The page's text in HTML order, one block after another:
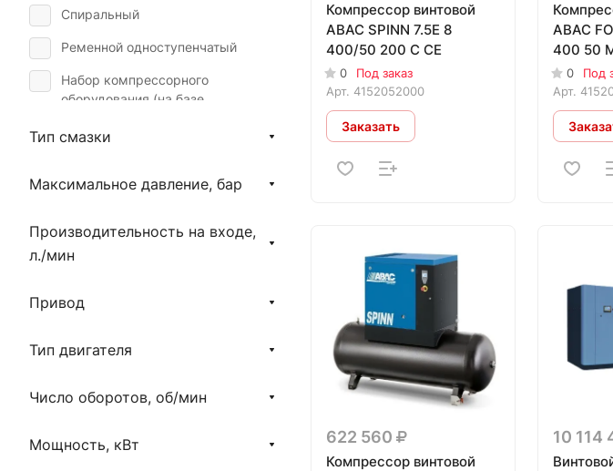
Компрессор винтовой
ABAC SPINN 7.5E 8
400/50 200 C CE
0
Под заказ
Арт. 4152052000
Заказать
ABAC
400 50
0
Под
Арт.
622 560
Компрессор винтовой
10 114
Спиральный
Ременной одноступенчатый
Набор компрессорного
оборудования (на базе
Набор компрессорного
коаксиального безмасляного)
Тип смазки
Максимальное давление, бар
Производительность на входе,
л./мин
Привод
Тип двигателя
Число оборотов, об/мин
Мощность, кВт